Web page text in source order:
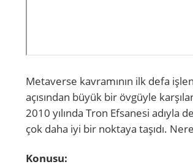
Metaverse kavramının ilk defa
açısından büyük bir övgüyle
2010 yılında Tron Efsanesi adıyla
çok daha iyi bir noktaya taşıdı.
Konusu: